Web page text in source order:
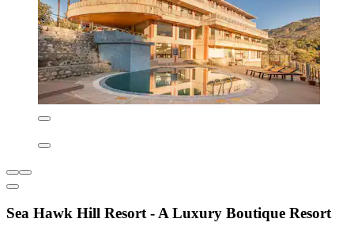
Sea Hawk Hill Resort - A Luxury Boutique Resort